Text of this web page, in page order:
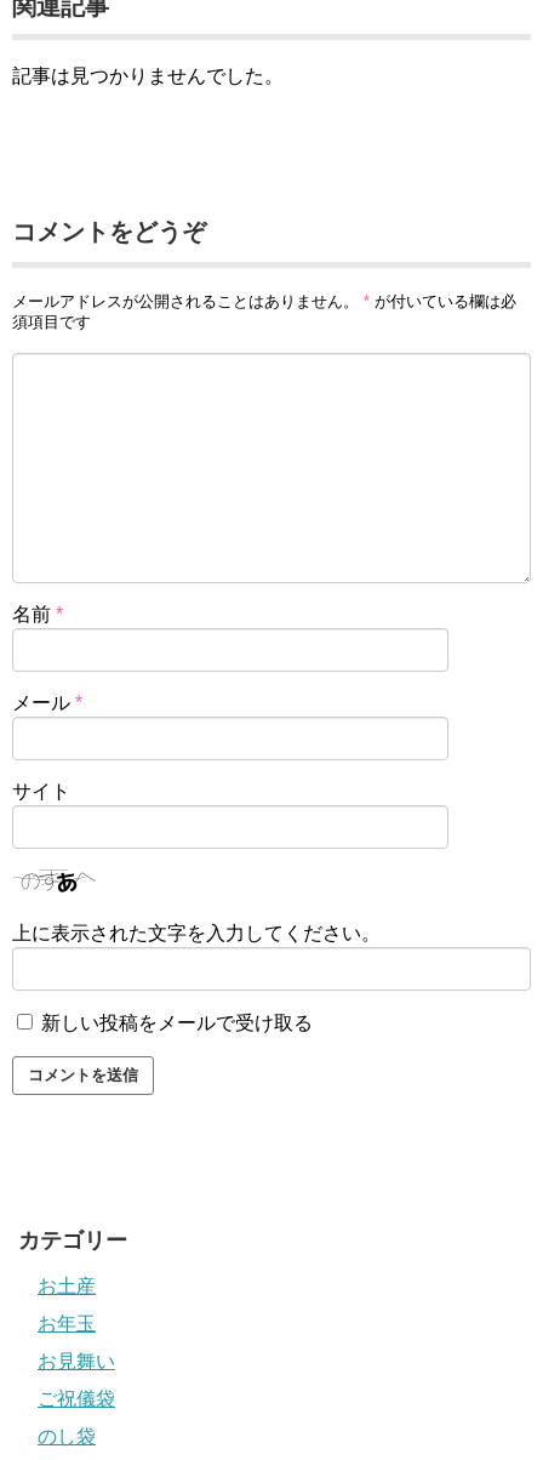
関連記事
記事は見つかりませんでした。
コメントをどうぞ
メールアドレスが公開されることはありません。 * が付いている欄は必
須項目です
名前 *
メール *
サイト
上に表示された文字を入力してください。
新しい投稿をメールで受け取る
カテゴリー
お土産
お年玉
お見舞い
ご祝儀袋
のし袋